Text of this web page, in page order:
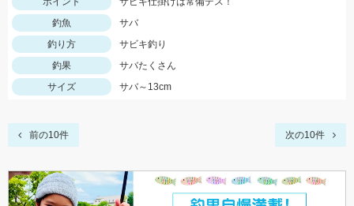
釣魚
サバ
釣り方
サビキ釣り
釣果
サバたくさん
サイズ
サバ～13cm
前の10件 次の10件